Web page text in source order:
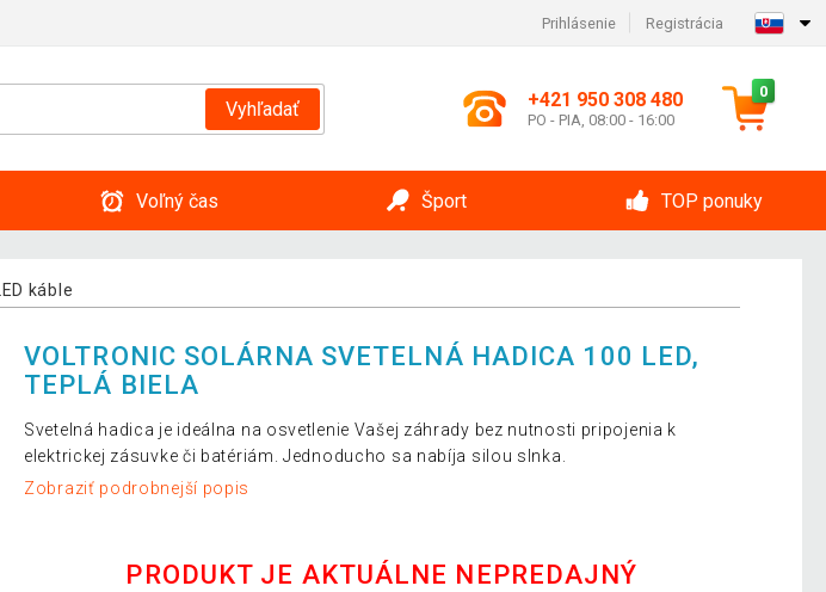
Prihlásenie Registrácia
Vyhľadať +421 950 308 480
PO - PIA, 08:00 - 16:00
0
Voľný čas Šport TOP ponuky
LED káble
VOLTRONIC SOLÁRNA SVETELNÁ HADICA 100 LED,
TEPLÁ BIELA
Svetelná hadica je ideálna na osvetlenie Vašej záhrady bez nutnosti pripojenia k
elektrickej zásuvke či batériám. Jednoducho sa nabíja silou slnka.
Zobraziť podrobnejší popis
PRODUKT JE AKTUÁLNE NEPREDAJNÝ